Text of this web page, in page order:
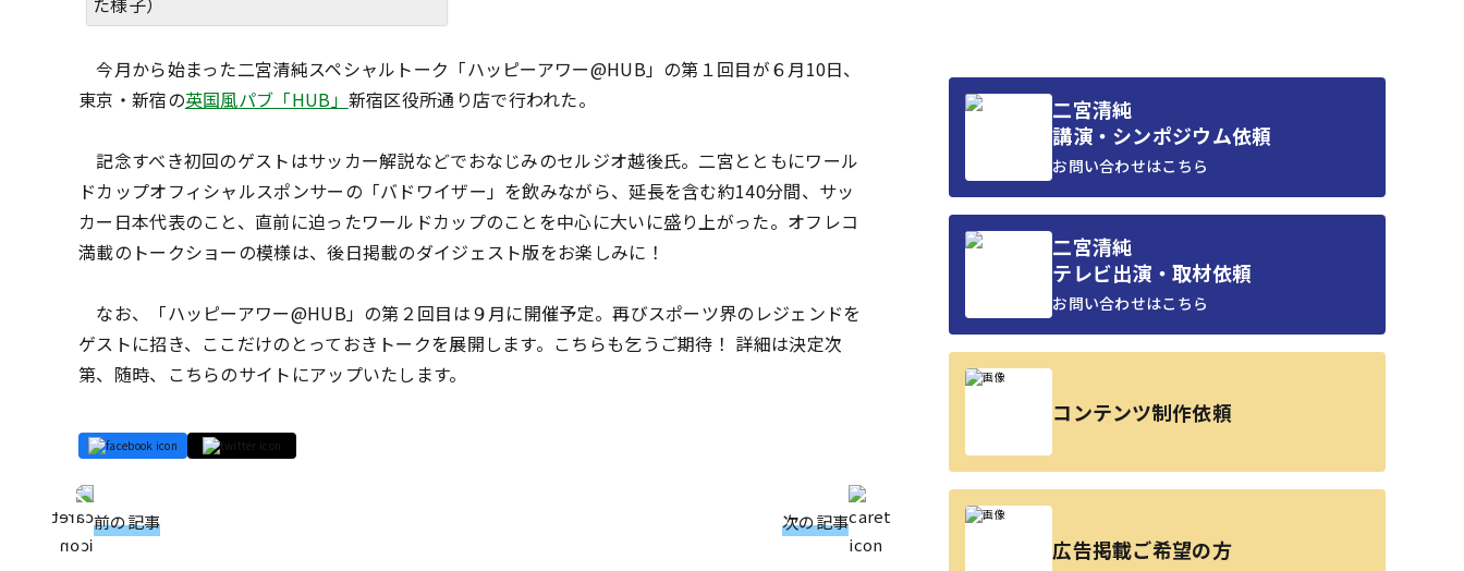
今月から始まった二宮清純スペシャルトーク「ハッピーアワー@HUB」の第１回目が６月10日、
東京・新宿の英国風パブ「HUB」 新宿区役所通り店で行われた。
記念すべき初回のゲストはサッカー解説などでおなじみのセルジオ越後氏。二宮とともにワール
ドカップオフィシャルスポンサーの「バドワイザー」を飲みながら、延長を含む約140分間、サッ
カー日本代表のこと、直前に迫ったワールドカップのことを中心に大いに盛り上がった。オフレコ
満載のトークショーの模様は、後日掲載のダイジェスト版をお楽しみに！
なお、「ハッピーアワー@HUB」の第２回目は９月に開催予定。再びスポーツ界のレジェンドを
ゲストに招き、ここだけのとっておきトークを展開します。こちらも乞うご期待！ 詳細は決定次
第、随時、こちらのサイトにアップいたします。
前の記事 次の記事
二宮清純
講演・シンポジウム依頼
お問い合わせはこちら
二宮清純
テレビ出演・取材依頼
お問い合わせはこちら
コンテンツ制作依頼
広告掲載ご希望の方